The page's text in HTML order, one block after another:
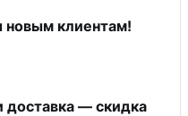
клиентам!
доставка — скидка